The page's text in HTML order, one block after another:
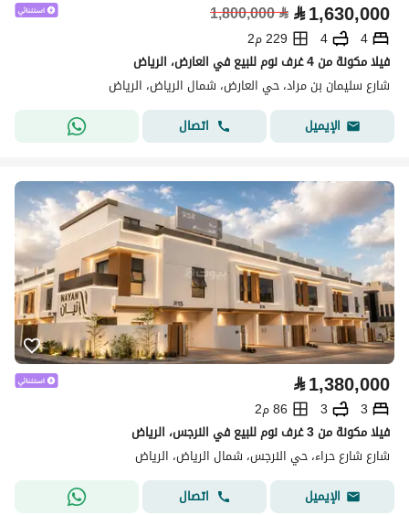
⃁1,630,000
⃁
1,800,000
4
4
229 م2
فيلا مكونة من 4 غرف نوم للبيع في العارض، الرياض
شارع سليمان بن مراد، حي العارض، شمال الرياض، الرياض
الإيميل
اتصال
⃁1,380,000
3
3
86 م2
فيلا مكونة من 3 غرف نوم للبيع في النرجس، الرياض
شارع شارع حراء، حي النرجس، شمال الرياض، الرياض
الإيميل
اتصال